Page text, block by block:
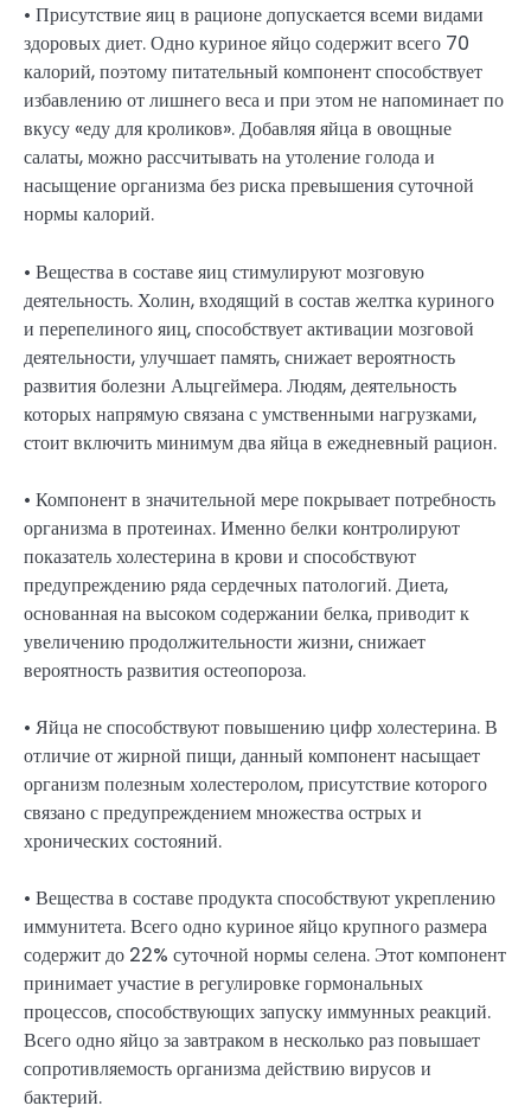
• Присутствие яиц в рационе допускается всеми видами
здоровых диет. Одно куриное яйцо содержит всего 70
калорий, поэтому питательный компонент способствует
избавлению от лишнего веса и при этом не напоминает по
вкусу «еду для кроликов». Добавляя яйца в овощные
салаты, можно рассчитывать на утоление голода и
насыщение организма без риска превышения суточной
нормы калорий.
• Вещества в составе яиц стимулируют мозговую
деятельность. Холин, входящий в состав желтка куриного
и перепелиного яиц, способствует активации мозговой
деятельности, улучшает память, снижает вероятность
развития болезни Альцгеймера. Людям, деятельность
которых напрямую связана с умственными нагрузками,
стоит включить минимум два яйца в ежедневный рацион.
• Компонент в значительной мере покрывает потребность
организма в протеинах. Именно белки контролируют
показатель холестерина в крови и способствуют
предупреждению ряда сердечных патологий. Диета,
основанная на высоком содержании белка, приводит к
увеличению продолжительности жизни, снижает
вероятность развития остеопороза.
• Яйца не способствуют повышению цифр холестерина. В
отличие от жирной пищи, данный компонент насыщает
организм полезным холестеролом, присутствие которого
связано с предупреждением множества острых и
хронических состояний.
• Вещества в составе продукта способствуют укреплению
иммунитета. Всего одно куриное яйцо крупного размера
содержит до 22% суточной нормы селена. Этот компонент
принимает участие в регулировке гормональных
процессов, способствующих запуску иммунных реакций.
Всего одно яйцо за завтраком в несколько раз повышает
сопротивляемость организма действию вирусов и
бактерий.